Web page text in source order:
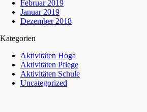
Februar 2019
Januar 2019
Dezember 2018
Kategorien
Aktivitäten Hoga
Aktivitäten Pflege
Aktivitäten Schule
Uncategorized